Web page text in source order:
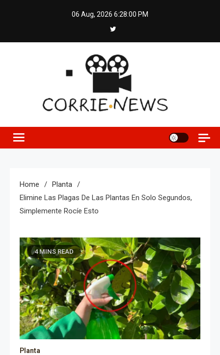
06 Aug, 2026 6:28:01 PM
Home
Planta
Elimine Las Plagas De Las Plantas En Solo Segundos,
Simplemente Rocíe Esto
4 MINS READ
Planta